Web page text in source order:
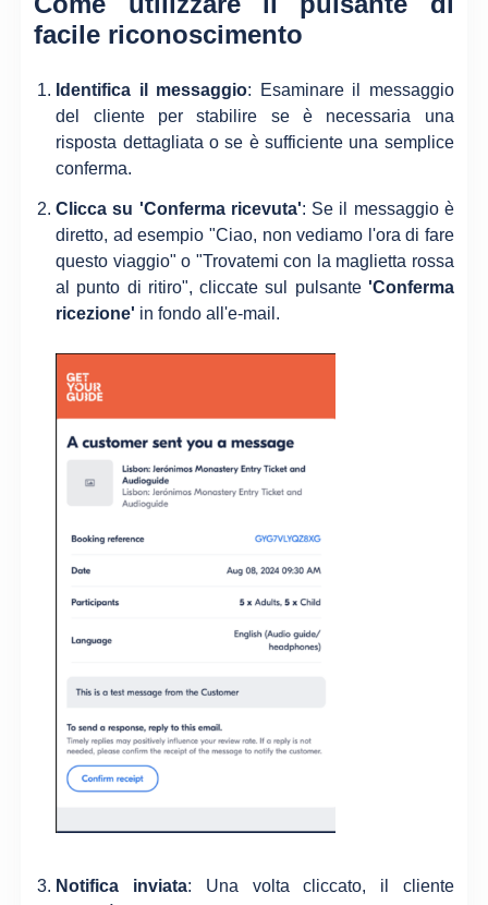
facile riconoscimento
Identifica il messaggio: Esaminare il messaggio
del cliente per stabilire se è necessaria una
risposta dettagliata o se è sufficiente una semplice
conferma.
Clicca su 'Conferma ricevuta': Se il messaggio è
diretto, ad esempio "Ciao, non vediamo l'ora di fare
questo viaggio" o "Trovatemi con la maglietta rossa
al punto di ritiro", cliccate sul pulsante 'Conferma
ricezione' in fondo all'e-mail.
Notifica inviata: Una volta cliccato, il cliente